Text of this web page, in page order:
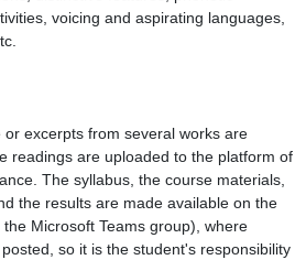
voicing and aspirating languages,
excerpts from several works are
readings are uploaded to the platform of
The syllabus, the course materials,
the results are made available on the
Microsoft Teams group), where
so it is the student's responsibility